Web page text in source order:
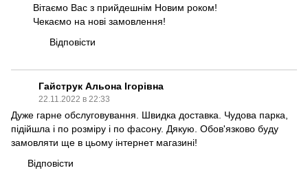
Вітаємо Вас з прийдешнім Новим роком!
Чекаємо на нові замовлення!
Відповісти
Гайструк Альона Ігорівна
22.11.2022 в 22:33
Дуже гарне обслуговування. Швидка доставка. Чудова парка,
підійшла і по розміру і по фасону. Дякую. Обов'язково буду
замовляти ще в цьому інтернет магазині!
Відповісти